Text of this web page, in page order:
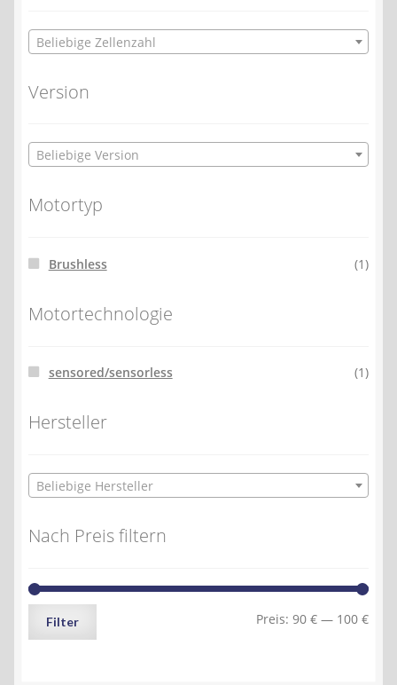
Beliebige Zellenzahl
Version
Beliebige Version
Motortyp
Brushless (1)
Motortechnologie
sensored/sensorless (1)
Hersteller
Beliebige Hersteller
Nach Preis filtern
Min.
Max.
Filter Preis: 90 € — 100 €